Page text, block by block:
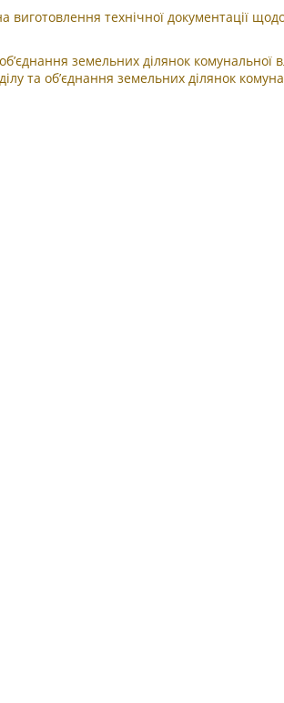
технічної документації
земельних ділянок комунальної
та об’єднання земельних ділянок